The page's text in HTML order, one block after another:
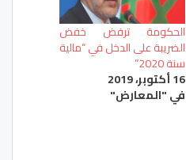
الحكومة ترفض خفض
الضريبة على الدخل في “مالية
سنة 2020”
16 أكتوبر، 2019
في "المعارض"